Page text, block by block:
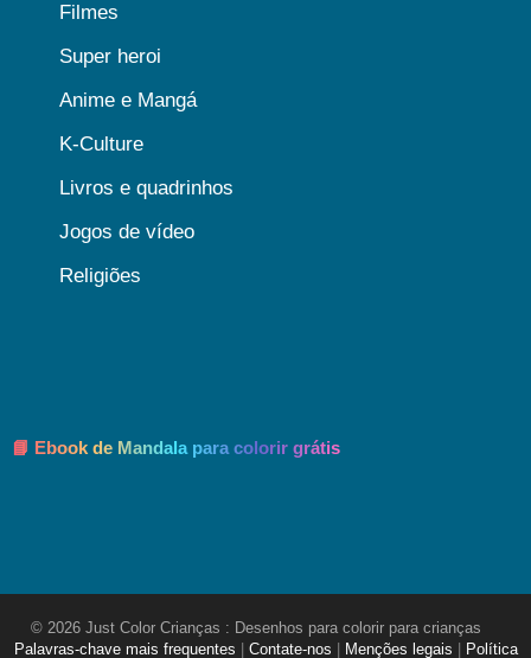
Filmes
Super heroi
Anime e Mangá
K-Culture
Livros e quadrinhos
Jogos de vídeo
Religiões
📘 Ebook de Mandala para colorir grátis
© 2026 Just Color Crianças : Desenhos para colorir para crianças
Palavras-chave mais frequentes
Contate-nos Menções legais Política